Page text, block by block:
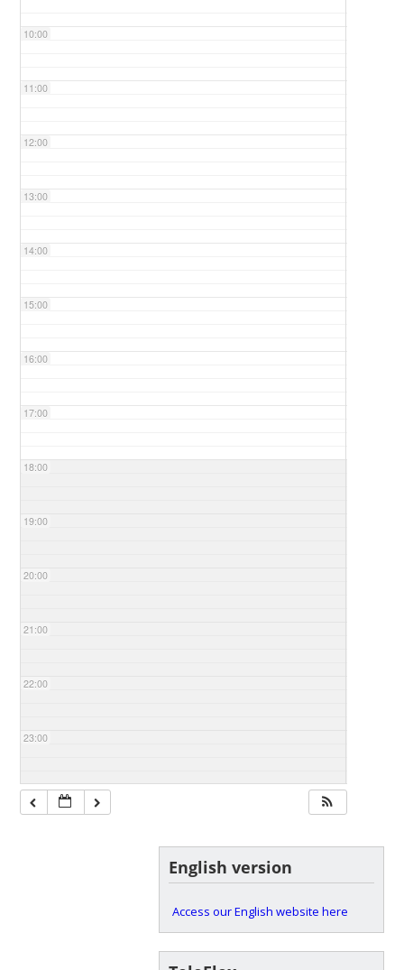
10:00
11:00
12:00
13:00
14:00
15:00
16:00
17:00
18:00
19:00
20:00
21:00
22:00
23:00
English version
Access our English website here